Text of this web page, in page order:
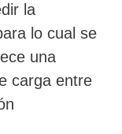
la
lo cual se
una
carga entre